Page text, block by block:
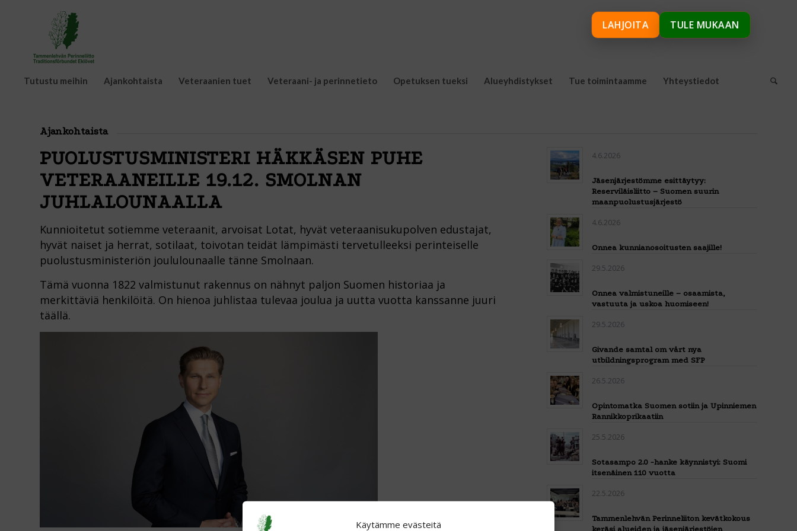
Käytämme evästeitä
Tutustu meihin Ajankohtaista Veteraanien tuet Veteraani- ja perinnetieto Opetuksen tueksi Alueyhdistykset Tue toimintaamme Yhteystiedot
Ajankohtaista
PUOLUSTUSMINISTERI HÄKKÄSEN PUHE
VETERAANEILLE 19.12. SMOLNAN
JUHLALOUNAALLA
Kunnioitetut sotiemme veteraanit, arvoisat Lotat, hyvät veteraanisukupolven edustajat,
hyvät naiset ja herrat, sotilaat, toivotan teidät lämpimästi tervetulleeksi perinteiselle
puolustusministeriön joululounaalle tänne Smolnaan.
Tämä vuonna 1822 valmistunut rakennus on nähnyt paljon Suomen historiaa ja
merkittäviä henkilöitä. On hienoa juhlistaa tulevaa joulua ja uutta vuotta kanssanne juuri
täällä.
4.6.2026
Jäsenjärjestömme esittäytyy:
Reserviläisliitto – Suomen suurin
maanpuolustusjärjestö
4.6.2026
Onnea kunnianosoitusten saajille!
29.5.2026
Onnea valmistuneille – osaamista,
vastuuta ja uskoa huomiseen!
29.5.2026
Givande samtal om vårt nya
utbildningsprogram med SFP
26.5.2026
Opintomatka Suomen sotiin ja Upinniemen
Rannikkoprikaatiin
25.5.2026
Sotasampo 2.0 -hanke käynnistyi: Suomi
itsenäinen 110 vuotta
22.5.2026
Tammenlehvän Perinneliiton kevätkokous
keräsi alueiden ja jäsenjärjestöjen
LAHJOITA TULE MUKAAN